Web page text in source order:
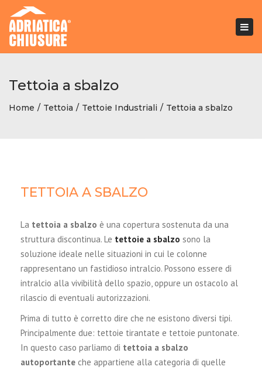
Tettoia a sbalzo
Home Tettoia Tettoie Industriali Tettoia a sbalzo
TETTOIA A SBALZO
La tettoia a sbalzo è una copertura sostenuta da una
struttura discontinua. Le tettoie a sbalzo sono la
soluzione ideale nelle situazioni in cui le colonne
rappresentano un fastidioso intralcio. Possono essere di
intralcio alla vivibilità dello spazio, oppure un ostacolo al
rilascio di eventuali autorizzazioni.
Prima di tutto è corretto dire che ne esistono diversi tipi.
Principalmente due: tettoie tirantate e tettoie puntonate.
In questo caso parliamo di tettoia a sbalzo
autoportante che appartiene alla categoria di quelle